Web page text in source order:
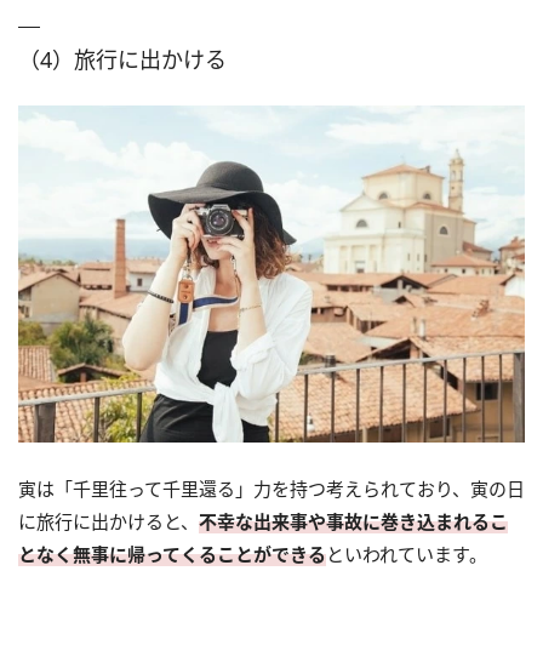
（4）旅行に出かける
寅は「千里往って千里還る」力を持つ考えられており、寅の日
に旅行に出かけると、 不幸な出来事や事故に巻き込まれるこ
となく無事に帰ってくることができるといわれています。